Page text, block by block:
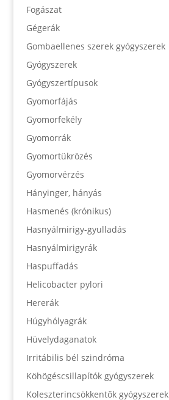
Fogászat
Gégerák
Gombaellenes szerek gyógyszerek
Gyógyszerek
Gyógyszertípusok
Gyomorfájás
Gyomorfekély
Gyomorrák
Gyomortükrözés
Gyomorvérzés
Hányinger, hányás
Hasmenés (krónikus)
Hasnyálmirigy-gyulladás
Hasnyálmirigyrák
Haspuffadás
Helicobacter pylori
Hererák
Húgyhólyagrák
Hüvelydaganatok
Irritábilis bél szindróma
Köhögéscsillapítók gyógyszerek
Koleszterincsökkentők gyógyszerek